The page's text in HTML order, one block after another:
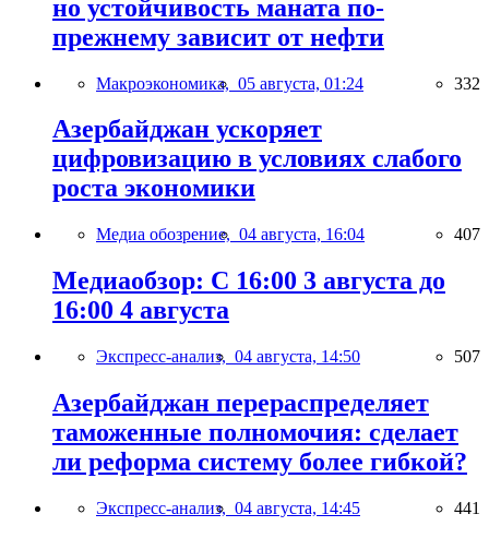
но устойчивость маната по-
прежнему зависит от нефти
Макроэкономика, 05 августа, 01:24 332
Азербайджан ускоряет
цифровизацию в условиях слабого
роста экономики
Медиа обозрение, 04 августа, 16:04 407
Медиаобзор: С 16:00 3 августа до
16:00 4 августа
Экспресс-анализ, 04 августа, 14:50 507
Азербайджан перераспределяет
таможенные полномочия: сделает
ли реформа систему более гибкой?
Экспресс-анализ, 04 августа, 14:45 441